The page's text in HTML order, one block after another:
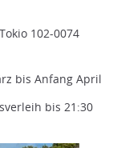
102-0074
bis Anfang April
bis 21:30